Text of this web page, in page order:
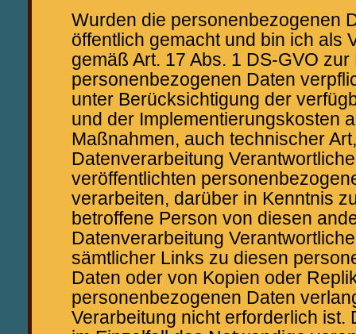
Wurden die personenbezogenen
öffentlich gemacht und bin ich als
gemäß Art. 17 Abs. 1 DS-GVO
personenbezogenen Daten
unter Berücksichtigung der
und der Implementierungskosten
Maßnahmen, auch technischer
Datenverarbeitung
veröffentlichten
verarbeiten, darüber in Kenntnis
betroffene Person von diesen
Datenverarbeitung
sämtlicher Links zu diesen
Daten oder von Kopien oder
personenbezogenen Daten
Verarbeitung nicht erforderlich ist.